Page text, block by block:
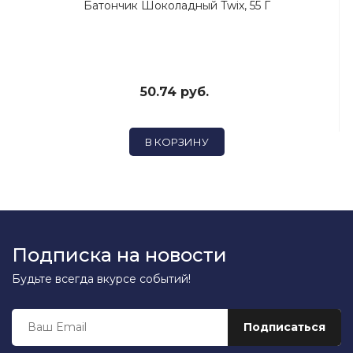
Батончик Шоколадный Twix, 55 Г
50.74 руб.
В КОРЗИНУ
Подписка на новости
Будьте всегда вкурсе событий!